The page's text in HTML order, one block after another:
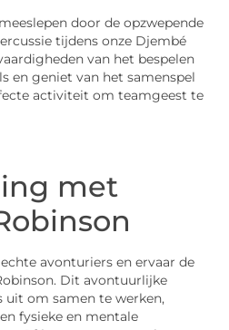
door de opzwepende
tijdens onze Djembé
van het bespelen
en geniet van het samenspel
activiteit om teamgeest te
met
avonturiers en ervaar de
Dit avontuurlijke
om samen te werken,
fysieke en mentale